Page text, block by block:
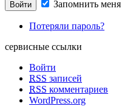
Запомнить меня
Потеряли пароль?
сервисные ссылки
Войти
RSS записей
RSS комментариев
WordPress.org